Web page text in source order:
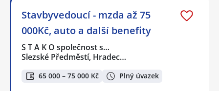
Stavbyvedoucí - mzda až 75
000Kč, auto a další benefity
S T A K O společnost s…
Slezské Předměstí, Hradec…
65 000 – 75 000 Kč Plný úvazek